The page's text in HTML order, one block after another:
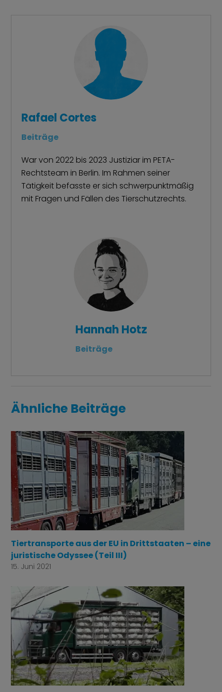
Rafael Cortes
Beiträge
War von 2022 bis 2023 Justiziar im PETA-
Rechtsteam in Berlin. Im Rahmen seiner
Tätigkeit befasste er sich schwerpunktmäßig
mit Fragen und Fällen des Tierschutzrechts.
Hannah Hotz
Beiträge
Ähnliche Beiträge
Tiertransporte aus der EU in Drittstaaten – eine
juristische Odyssee (Teil III)
15. Juni 2021